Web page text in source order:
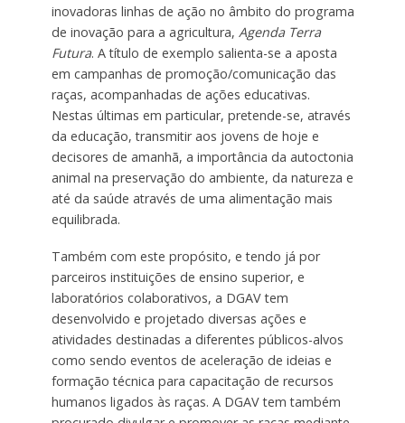
inovadoras linhas de ação no âmbito do programa
de inovação para a agricultura, Agenda Terra
Futura. A título de exemplo salienta-se a aposta
em campanhas de promoção/comunicação das
raças, acompanhadas de ações educativas.
Nestas últimas em particular, pretende-se, através
da educação, transmitir aos jovens de hoje e
decisores de amanhã, a importância da autoctonia
animal na preservação do ambiente, da natureza e
até da saúde através de uma alimentação mais
equilibrada.
Também com este propósito, e tendo já por
parceiros instituições de ensino superior, e
laboratórios colaborativos, a DGAV tem
desenvolvido e projetado diversas ações e
atividades destinadas a diferentes públicos-alvos
como sendo eventos de aceleração de ideias e
formação técnica para capacitação de recursos
humanos ligados às raças. A DGAV tem também